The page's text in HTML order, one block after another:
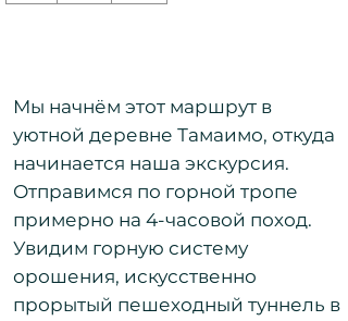
Мы начнём этот маршрут в
уютной деревне Тамаимо, откуда
начинается наша экскурсия.
Отправимся по горной тропе
примерно на 4-часовой поход.
Увидим горную систему
орошения, искусственно
прорытый пешеходный туннель в